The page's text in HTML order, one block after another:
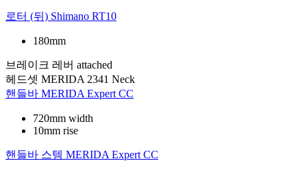
로터 (뒤) Shimano RT10
180mm
브레이크 레버 attached
헤드셋 MERIDA 2341 Neck
핸들바 MERIDA Expert CC
720mm width
10mm rise
핸들바 스템 MERIDA Expert CC